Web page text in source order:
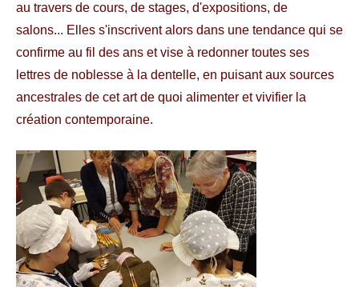
au travers de cours, de stages, d'expositions, de
salons... Elles s'inscrivent alors dans une tendance qui se
confirme au fil des ans et vise à redonner toutes ses
lettres de noblesse à la dentelle, en puisant aux sources
ancestrales de cet art de quoi alimenter et vivifier la
création contemporaine.